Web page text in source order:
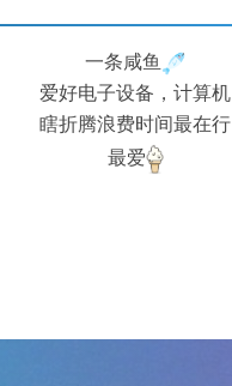
一条咸鱼
爱好电子设备，计算机
瞎折腾浪费时间最在行
最爱